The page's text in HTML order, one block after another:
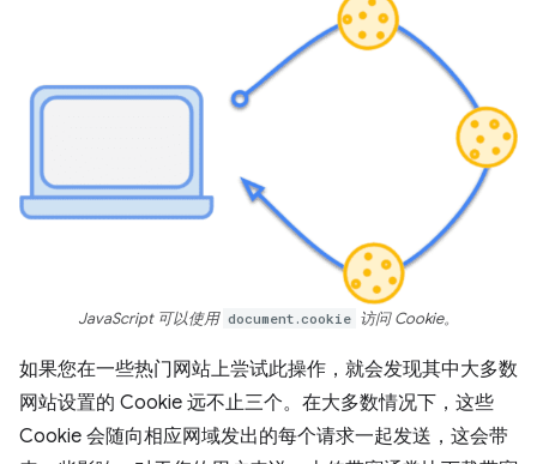
JavaScript 可以使用 document.cookie 访问 Cookie。
如果您在一些热门网站上尝试此操作，就会发现其中大多数
网站设置的 Cookie 远不止三个。在大多数情况下，这些
Cookie 会随向相应网域发出的每个请求一起发送，这会带